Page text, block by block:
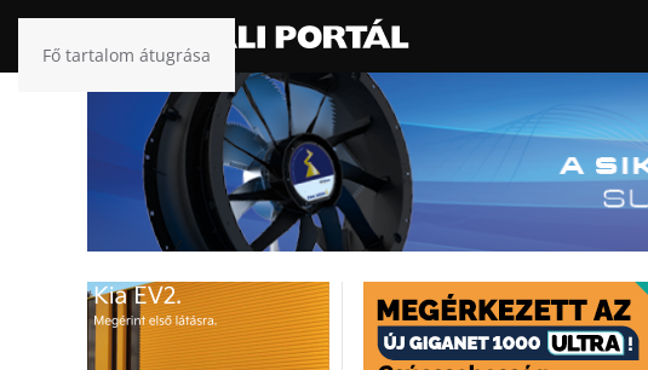
Fő tartalom átugrása